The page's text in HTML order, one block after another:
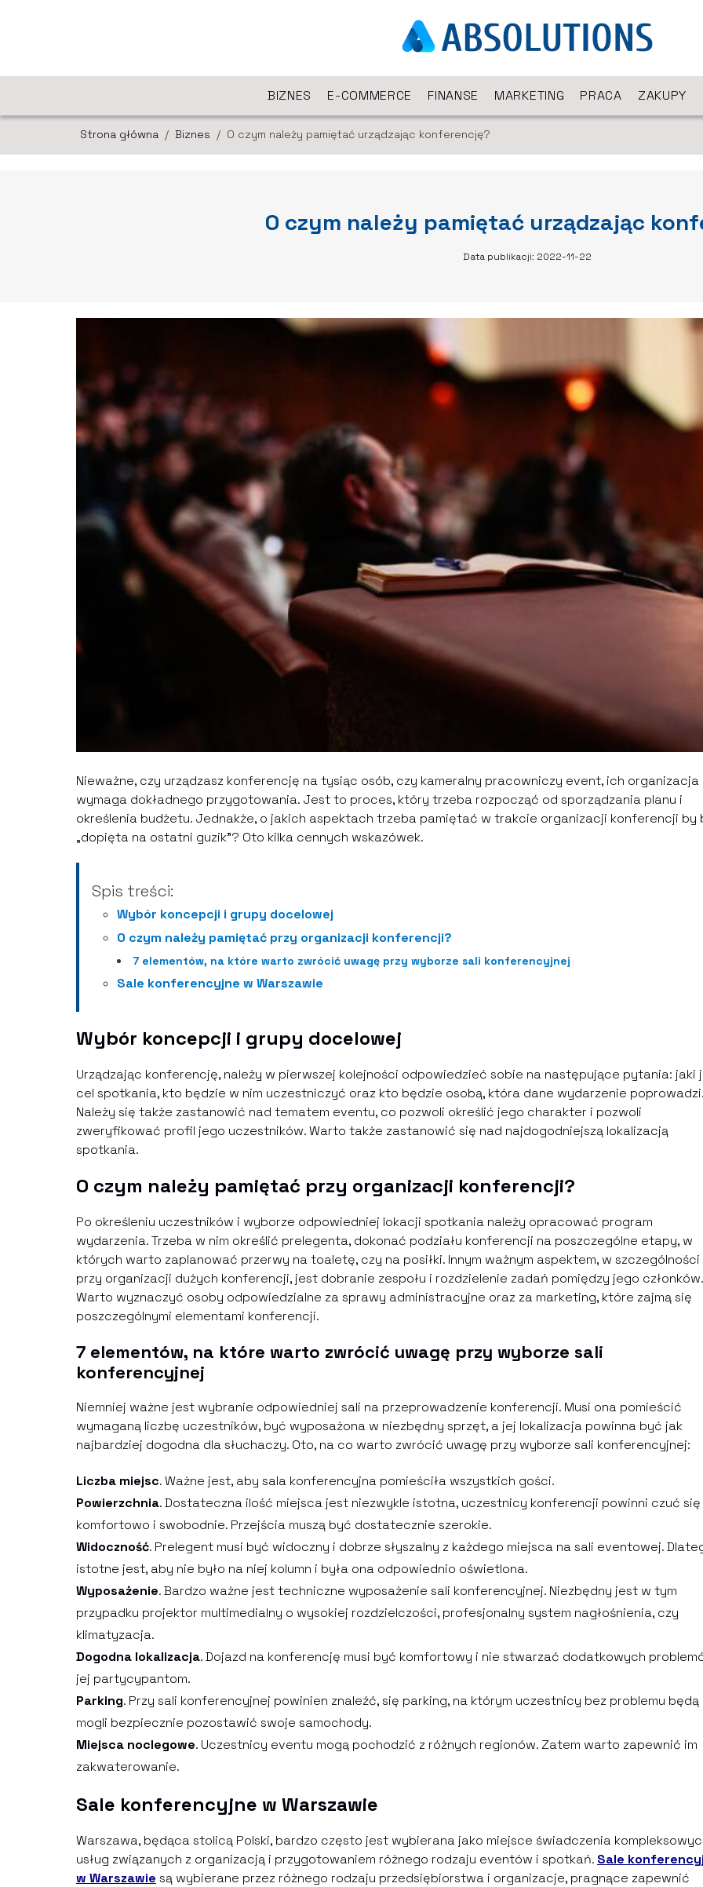
BIZNES E-COMMERCE FINANSE MARKETING PRACA ZAKUPY
Strona główna / Biznes / O czym należy pamiętać urządzając konferencję?
O czym należy pamiętać urządzając
Data publikacji: 2022-11-22
Nieważne, czy urządzasz konferencję na tysiąc osób, czy kameralny pracowniczy event, ich organizacja
wymaga dokładnego przygotowania. Jest to proces, który trzeba rozpocząć od sporządzania planu i
określenia budżetu. Jednakże, o jakich aspektach trzeba pamiętać w trakcie organizacji konferencji by
„dopięta na ostatni guzik”? Oto kilka cennych wskazówek.
Spis treści:
Wybór koncepcji i grupy docelowej
O czym należy pamiętać przy organizacji konferencji?
7 elementów, na które warto zwrócić uwagę przy wyborze sali konferencyjnej
Sale konferencyjne w Warszawie
Wybór koncepcji i grupy docelowej
Urządzając konferencję, należy w pierwszej kolejności odpowiedzieć sobie na następujące pytania: jaki
cel spotkania, kto będzie w nim uczestniczyć oraz kto będzie osobą, która dane wydarzenie poprowadzi.
Należy się także zastanowić nad tematem eventu, co pozwoli określić jego charakter i pozwoli
zweryfikować profil jego uczestników. Warto także zastanowić się nad najdogodniejszą lokalizacją
spotkania.
O czym należy pamiętać przy organizacji konferencji?
Po określeniu uczestników i wyborze odpowiedniej lokacji spotkania należy opracować program
wydarzenia. Trzeba w nim określić prelegenta, dokonać podziału konferencji na poszczególne etapy, w
których warto zaplanować przerwy na toaletę, czy na posiłki. Innym ważnym aspektem, w szczególności
przy organizacji dużych konferencji, jest dobranie zespołu i rozdzielenie zadań pomiędzy jego członków.
Warto wyznaczyć osoby odpowiedzialne za sprawy administracyjne oraz za marketing, które zajmą się
poszczególnymi elementami konferencji.
7 elementów, na które warto zwrócić uwagę przy wyborze sali
konferencyjnej
Niemniej ważne jest wybranie odpowiedniej sali na przeprowadzenie konferencji. Musi ona pomieścić
wymaganą liczbę uczestników, być wyposażona w niezbędny sprzęt, a jej lokalizacja powinna być jak
najbardziej dogodna dla słuchaczy. Oto, na co warto zwrócić uwagę przy wyborze sali konferencyjnej:
Liczba miejsc. Ważne jest, aby sala konferencyjna pomieściła wszystkich gości.
Powierzchnia. Dostateczna ilość miejsca jest niezwykle istotna, uczestnicy konferencji powinni czuć się
komfortowo i swobodnie. Przejścia muszą być dostatecznie szerokie.
Widoczność. Prelegent musi być widoczny i dobrze słyszalny z każdego miejsca na sali eventowej.
istotne jest, aby nie było na niej kolumn i była ona odpowiednio oświetlona.
Wyposażenie. Bardzo ważne jest techniczne wyposażenie sali konferencyjnej. Niezbędny jest w tym
przypadku projektor multimedialny o wysokiej rozdzielczości, profesjonalny system nagłośnienia, czy
klimatyzacja.
Dogodna lokalizacja. Dojazd na konferencję musi być komfortowy i nie stwarzać dodatkowych
jej partycypantom.
Parking. Przy sali konferencyjnej powinien znaleźć, się parking, na którym uczestnicy bez problemu będą
mogli bezpiecznie pozostawić swoje samochody.
Miejsca noclegowe. Uczestnicy eventu mogą pochodzić z różnych regionów. Zatem warto zapewnić im
zakwaterowanie.
Sale konferencyjne w Warszawie
Warszawa, będąca stolicą Polski, bardzo często jest wybierana jako miejsce świadczenia
usług związanych z organizacją i przygotowaniem różnego rodzaju eventów i spotkań. Sale
w Warszawie są wybierane przez różnego rodzaju przedsiębiorstwa i organizacje, pragnące zapewnić